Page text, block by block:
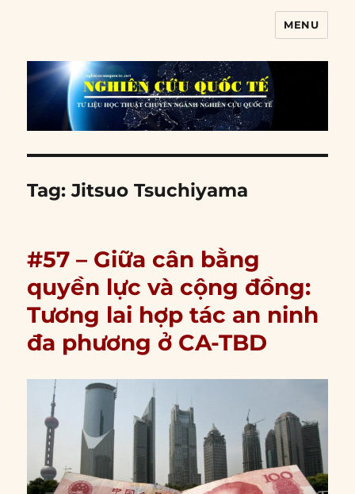
MENU
Tag:Jitsuo Tsuchiyama
#57 – Giữa cân bằng
quyền lực và cộng đồng:
Tương lai hợp tác an ninh
đa phương ở CA-TBD